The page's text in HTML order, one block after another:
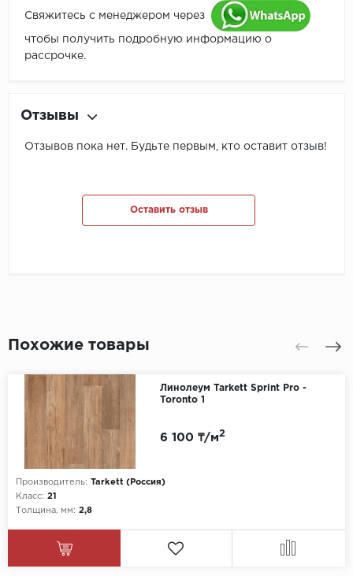
Свяжитесь с менеджером через
чтобы получить подробную информацию о
рассрочке.
Отзывы
Отзывов пока нет. Будьте первым, кто оставит отзыв!
Оставить отзыв
Похожие товары
Линолеум Tarkett Sprint Pro -
Toronto 1
Производитель: Tarkett (Россия)
Класс: 21
Толщина, мм: 2,8
6 100 ₸/м2